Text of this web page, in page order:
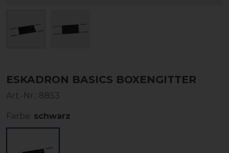
ESKADRON BASICS BOXENGITTER
Art.-Nr.: 8853
Farbe: schwarz